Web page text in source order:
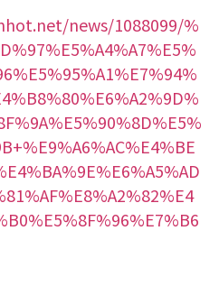
news/1088099/%